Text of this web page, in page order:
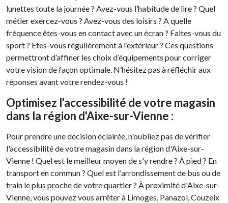
lunettes toute la journée ? Avez-vous l’habitude de lire ? Quel
métier exercez-vous ? Avez-vous des loisirs ? A quelle
fréquence êtes-vous en contact avec un écran ? Faites-vous du
sport ? Etes-vous régulièrement à l’extérieur ? Ces questions
permettront d’affiner les choix d’équipements pour corriger
votre vision de façon optimale. N’hésitez pas à réfléchir aux
réponses avant votre rendez-vous !
Optimisez l'accessibilité de votre magasin
dans la région d'Aixe-sur-Vienne :
Pour prendre une décision éclairée, n'oubliez pas de vérifier
l'accessibilité de votre magasin dans la région d'Aixe-sur-
Vienne ! Quel est le meilleur moyen de s'y rendre ? À pied ? En
transport en commun ? Quel est l'arrondissement de bus ou de
train le plus proche de votre quartier ? À proximité d'Aixe-sur-
Vienne, vous pouvez vous arrêter à Limoges, Panazol, Couzeix